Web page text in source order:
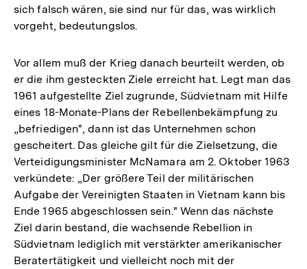
sich falsch wären, sie sind nur für das, was wirklich
vorgeht, bedeutungslos.
Vor allem muß der Krieg danach beurteilt werden, ob
er die ihm gesteckten Ziele erreicht hat. Legt man das
1961 aufgestellte Ziel zugrunde, Südvietnam mit Hilfe
eines 18-Monate-Plans der Rebellenbekämpfung zu
„befriedigen", dann ist das Unternehmen schon
gescheitert. Das gleiche gilt für die Zielsetzung, die
Verteidigungsminister McNamara am 2. Oktober 1963
verkündete: „Der größere Teil der militärischen
Aufgabe der Vereinigten Staaten in Vietnam kann bis
Ende 1965 abgeschlossen sein." Wenn das nächste
Ziel darin bestand, die wachsende Rebellion in
Südvietnam lediglich mit verstärkter amerikanischer
Beratertätigkeit und vielleicht noch mit der